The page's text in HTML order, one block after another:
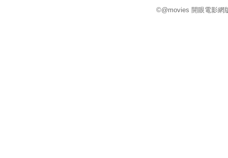
©@movies 開眼電影網